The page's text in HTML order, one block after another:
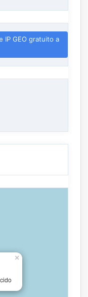
IP GEO gratuito a
×